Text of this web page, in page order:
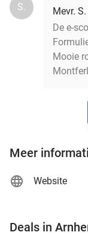
S.
Mevr.
De e-
Mooie
Meer
Website
Deals in